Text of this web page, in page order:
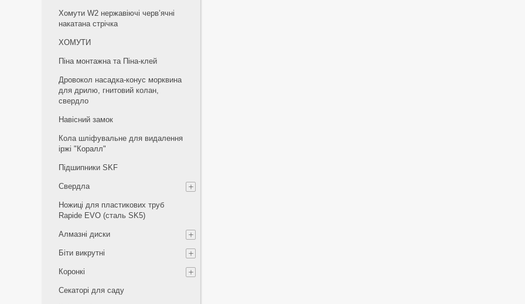
Хомути W2 нержавіючі черв’ячні
накатана стрічка
ХОМУТИ
Піна монтажна та Піна-клей
Дровокол насадка-конус морквина
для дрилю, гнитовий колан,
свердло
Навісний замок
Кола шліфувальне для видалення
іржі "Коралл"
Підшипники SKF
Свердла
Ножиці для пластикових труб
Rapide EVO (сталь SK5)
Алмазні диски
Біти викрутні
Коронкі
Секаторі для саду